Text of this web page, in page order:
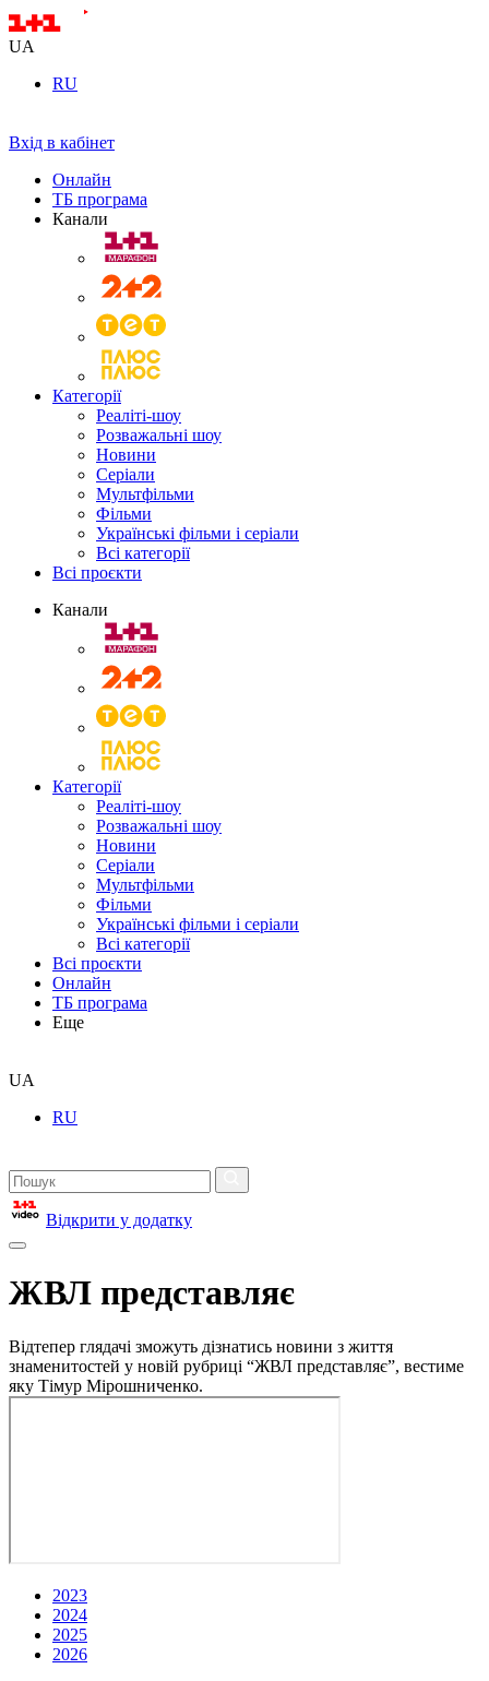
UA
RU
Вхід в кабінет
Онлайн
ТБ програма
Канали
Категорії
Реаліті-шоу
Розважальні шоу
Новини
Серіали
Мультфільми
Фільми
Українські фільми і серіали
Всі категорії
Всі проєкти
Канали
Категорії
Реаліті-шоу
Розважальні шоу
Новини
Серіали
Мультфільми
Фільми
Українські фільми і серіали
Всі категорії
Всі проєкти
Онлайн
ТБ програма
Еще
UA
RU
Відкрити у додатку
ЖВЛ представляє
Відтепер глядачі зможуть дізнатись новини з життя
знаменитостей у новій рубриці “ЖВЛ представляє”, вестиме
яку Тімур Мірошниченко.
2023
2024
2025
2026